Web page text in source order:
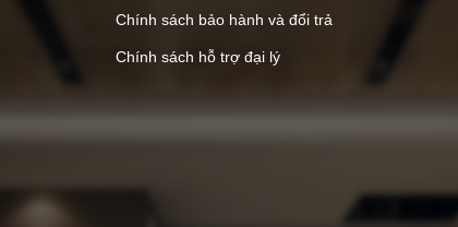
Chính sách bảo hành và đổi trả
Chính sách hỗ trợ đại lý